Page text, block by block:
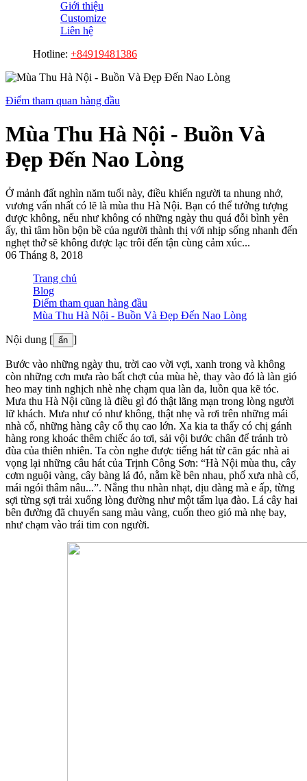
Giới thiệu
Customize
Liên hệ
Hotline: +84919481386
Điểm tham quan hàng đầu
Mùa Thu Hà Nội - Buồn Và
Đẹp Đến Nao Lòng
Ở mảnh đất nghìn năm tuổi này, điều khiến người ta nhung nhớ,
vương vấn nhất có lẽ là mùa thu Hà Nội. Bạn có thể tưởng tượng
được không, nếu như không có những ngày thu quá đỗi bình yên
ấy, thì tâm hồn bộn bề của người thành thị với nhịp sống nhanh đến
nghẹt thở sẽ không được lạc trôi đến tận cùng cảm xúc...
06 Tháng 8, 2018
Trang chủ
Blog
Điểm tham quan hàng đầu
Mùa Thu Hà Nội - Buồn Và Đẹp Đến Nao Lòng
Nội dung [ ẩn ]
Bước vào những ngày thu, trời cao vời vợi, xanh trong và không
còn những cơn mưa rào bất chợt của mùa hè, thay vào đó là làn gió
heo may tinh nghịch nhè nhẹ chạm qua làn da, luồn qua kẽ tóc.
Mưa thu Hà Nội cũng là điều gì đó thật lãng mạn trong lòng người
lữ khách. Mưa như có như không, thật nhẹ và rơi trên những mái
nhà cổ, những hàng cây cổ thụ cao lớn. Xa kia ta thấy có chị gánh
hàng rong khoác thêm chiếc áo tơi, sải vội bước chân để tránh trò
đùa của thiên nhiên. Ta còn nghe được tiếng hát từ căn gác nhà ai
vọng lại những câu hát của Trịnh Công Sơn: “Hà Nội mùa thu, cây
cơm nguội vàng, cây bàng lá đỏ, nằm kề bên nhau, phố xưa nhà cổ,
mái ngói thâm nâu...”. Nắng thu nhàn nhạt, dịu dàng mà e ấp, từng
sợi từng sợi trải xuống lòng đường như một tấm lụa đào. Lá cây hai
bên đường đã chuyển sang màu vàng, cuốn theo gió mà nhẹ bay,
như chạm vào trái tim con người.